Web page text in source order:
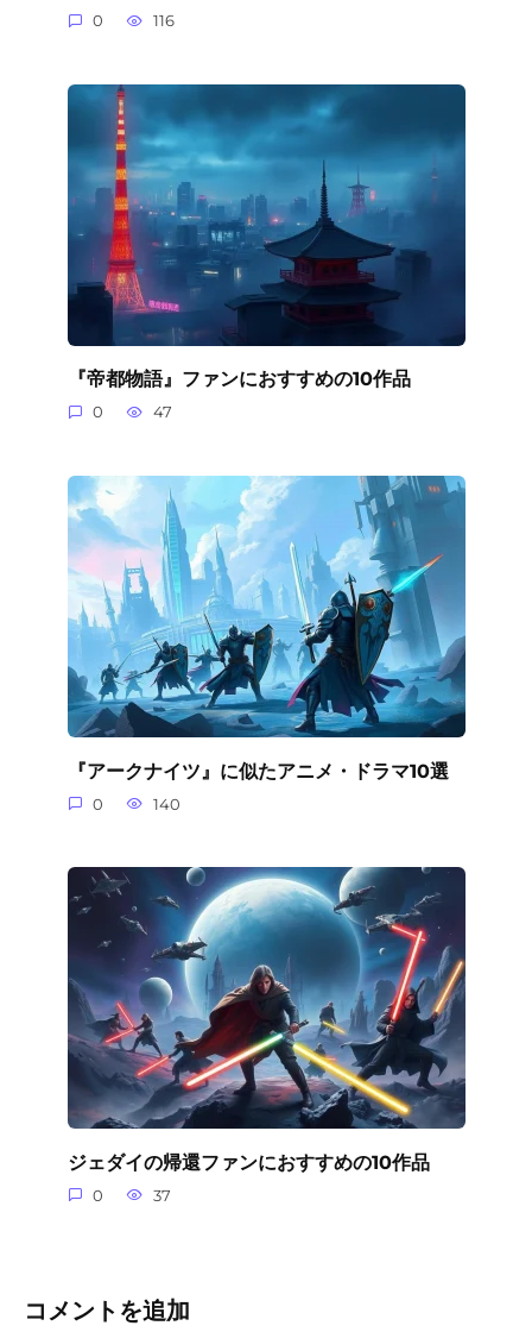
0 116
『帝都物語』ファンにおすすめの10作品
0 47
『アークナイツ』に似たアニメ・ドラマ10選
0 140
ジェダイの帰還ファンにおすすめの10作品
0 37
コメントを追加